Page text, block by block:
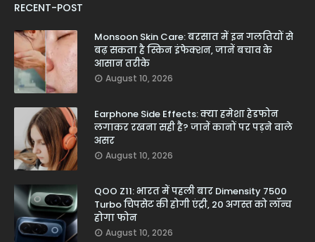
RECENT-POST
Monsoon Skin Care: बरसात में इन गलतियों से
बढ़ सकता है स्किन इंफेक्शन, जानें बचाव के
आसान तरीके
August 10, 2026
Earphone Side Effects: क्या हमेशा हेडफोन
लगाकर रखना सही है? जानें कानों पर पड़ने वाले
असर
August 10, 2026
QOO Z11: भारत में पहली बार Dimensity 7500
Turbo चिपसेट की होगी एंट्री, 20 अगस्त को लॉन्च
होगा फोन
August 10, 2026